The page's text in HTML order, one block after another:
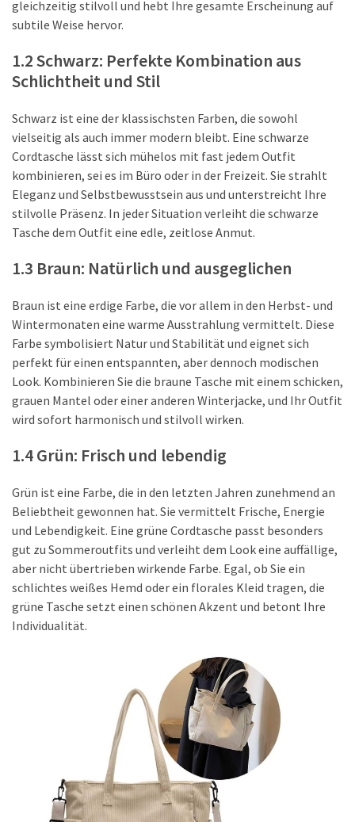
Bekleidung
(22)
(8)
Mäntel
(6)
Jacken
(6)
(21)
Taschen
(10)
Freizeitkleid
(8)
gleichzeitig stilvoll und hebt Ihre gesamte Erscheinung auf
subtile Weise hervor.
1.2 Schwarz: Perfekte Kombination aus
Schlichtheit und Stil
Schwarz ist eine der klassischsten Farben, die sowohl
vielseitig als auch immer modern bleibt. Eine schwarze
Cordtasche lässt sich mühelos mit fast jedem Outfit
kombinieren, sei es im Büro oder in der Freizeit. Sie strahlt
Eleganz und Selbstbewusstsein aus und unterstreicht Ihre
stilvolle Präsenz. In jeder Situation verleiht die schwarze
Tasche dem Outfit eine edle, zeitlose Anmut.
1.3 Braun: Natürlich und ausgeglichen
Braun ist eine erdige Farbe, die vor allem in den Herbst- und
Wintermonaten eine warme Ausstrahlung vermittelt. Diese
Farbe symbolisiert Natur und Stabilität und eignet sich
perfekt für einen entspannten, aber dennoch modischen
Look. Kombinieren Sie die braune Tasche mit einem schicken,
grauen Mantel oder einer anderen Winterjacke, und Ihr Outfit
wird sofort harmonisch und stilvoll wirken.
1.4 Grün: Frisch und lebendig
Grün ist eine Farbe, die in den letzten Jahren zunehmend an
Beliebtheit gewonnen hat. Sie vermittelt Frische, Energie
und Lebendigkeit. Eine grüne Cordtasche passt besonders
gut zu Sommeroutfits und verleiht dem Look eine auffällige,
aber nicht übertrieben wirkende Farbe. Egal, ob Sie ein
schlichtes weißes Hemd oder ein florales Kleid tragen, die
grüne Tasche setzt einen schönen Akzent und betont Ihre
Individualität.